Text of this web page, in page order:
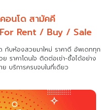
อนโด สามัคคี
Rent / Buy / Sale
กับห้องสวยมาใหม่ ราคาดี อัพเดททุก
ราคาโดนใจ ติดต่อเช่า-ซื้อได้อย่าง
บริการครบจบในที่เดียว